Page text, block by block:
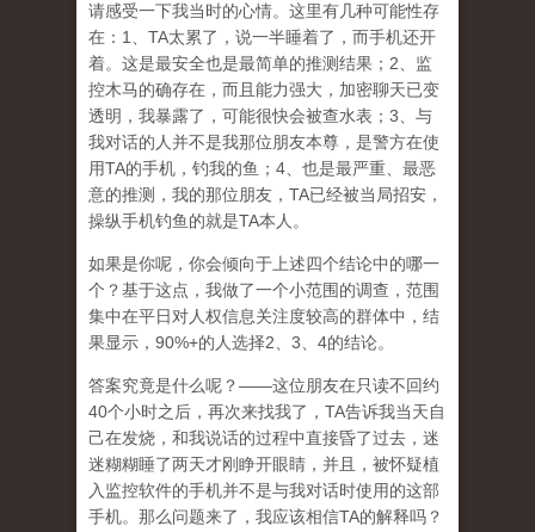
请感受一下我当时的心情。这里有几种可能性存
在：1、TA太累了，说一半睡着了，而手机还开
着。这是最安全也是最简单的推测结果；2、监
控木马的确存在，而且能力强大，加密聊天已变
透明，我暴露了，可能很快会被查水表；3、与
我对话的人并不是我那位朋友本尊，是警方在使
用TA的手机，钓我的鱼；4、也是最严重、最恶
意的推测，我的那位朋友，TA已经被当局招安，
操纵手机钓鱼的就是TA本人。
如果是你呢，你会倾向于上述四个结论中的哪一
个？基于这点，我做了一个小范围的调查，范围
集中在平日对人权信息关注度较高的群体中，结
果显示，90%+的人选择2、3、4的结论。
答案究竟是什么呢？——这位朋友在只读不回约
40个小时之后，再次来找我了，TA告诉我当天自
己在发烧，和我说话的过程中直接昏了过去，迷
迷糊糊睡了两天才刚睁开眼睛，并且，被怀疑植
入监控软件的手机并不是与我对话时使用的这部
手机。那么问题来了，我应该相信TA的解释吗？